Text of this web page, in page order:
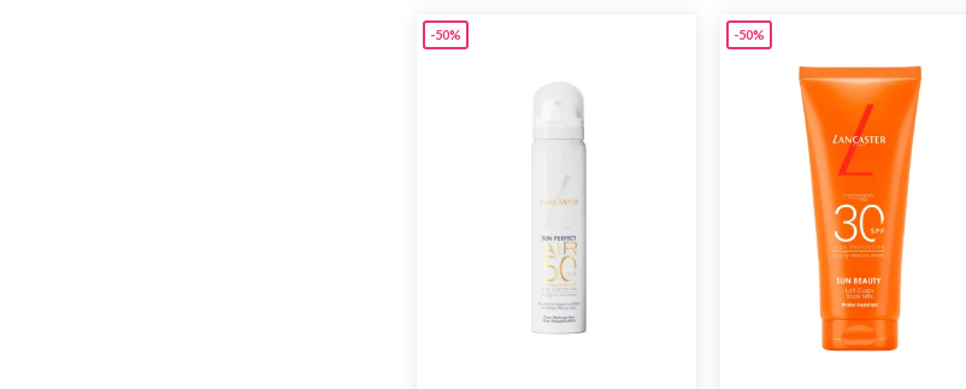
-50% -50%